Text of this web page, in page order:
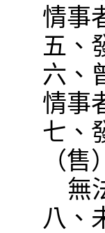
情事
五、
六、
情事
七、
（
八、